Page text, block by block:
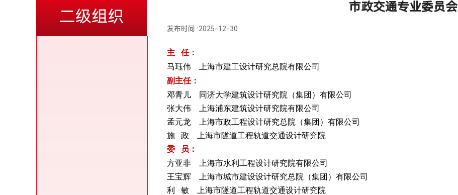
市政交通专业委员会
发布时间 :2025-12-30
主 任：
马珏伟
上海市建工设计研究总院有限公司
副主任：
邓青儿
同济大学建筑设计研究院（集团）有限公司
张大伟 上海浦东建筑设计研究院有限公司
孟元龙 上海市政工程设计研究总院（集团）有限公司
施 政
上海市隧道工程轨道交通设计研究院
委 员：
方亚非
上海市水利工程设计研究院有限公司
王宝辉 上海市城市建设设计研究总院（集团）有限公司
利 敏 上海市隧道工程轨道交通设计研究院
二级组织